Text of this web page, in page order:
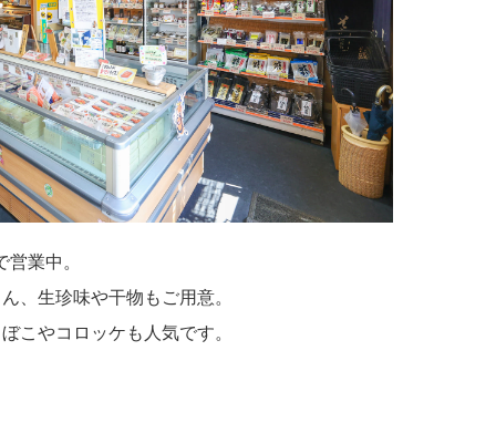
業中。
、生珍味や干物もご用意。
こやコロッケも人気です。